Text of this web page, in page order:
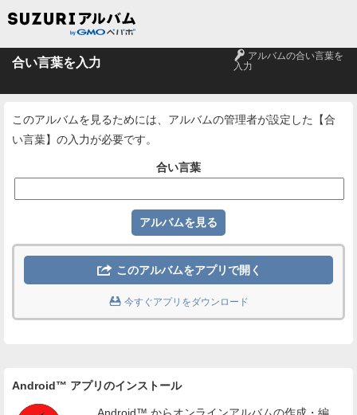
合い言葉を入力 🔑 アルバムの合い言葉を
入力
このアルバムを見るためには、アルバムの管理者が設定した【合
い言葉】の入力が必要です。
合い言葉
 このアルバムをアプリで開く
 今すぐアプリをダウンロード
Android™ アプリのインストール